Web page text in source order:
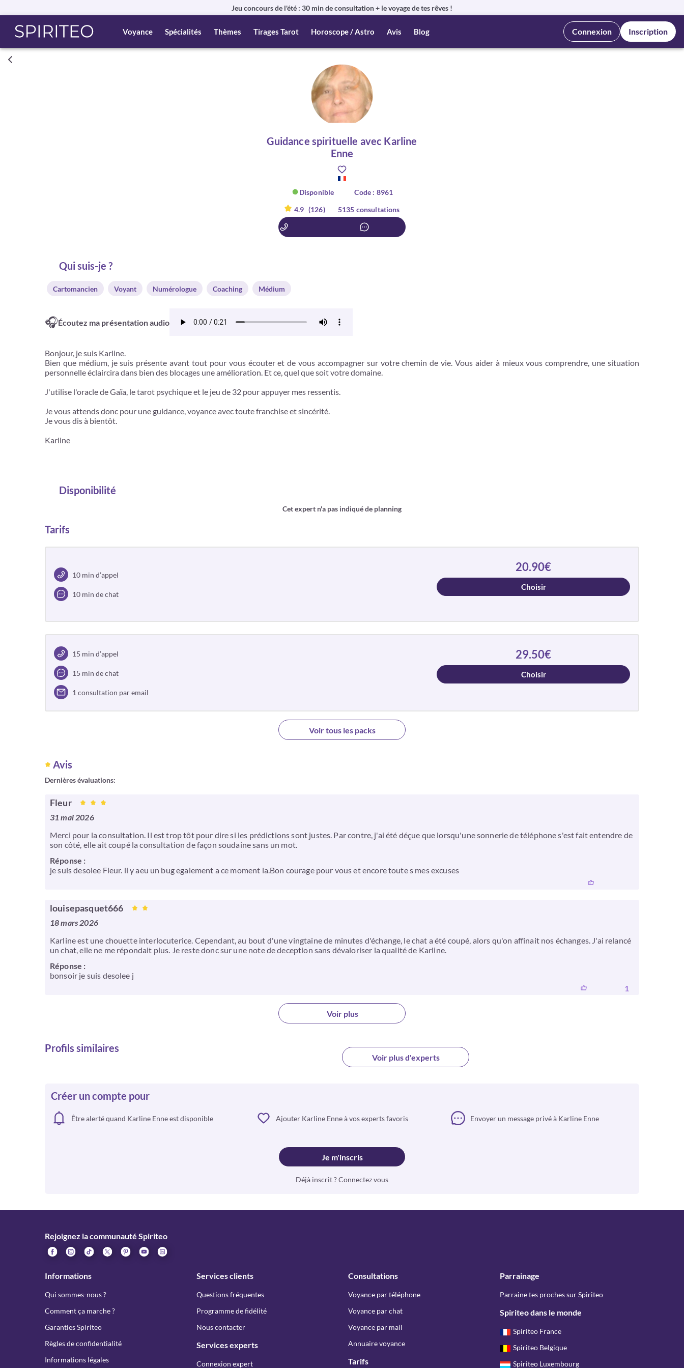
Jeu concours de l'été : 30 min de consultation + le voyage de tes rêves !
Voyance Spécialités Thèmes Tirages Tarot Horoscope / Astro Avis Blog Connexion Inscription
Guidance spirituelle avec Karline
Enne
Disponible Code : 8961
4.9 (126) 5135 consultations
Qui suis-je ?
Cartomancien Voyant Numérologue Coaching Médium
🎧Écoutez ma présentation audio
Bonjour, je suis Karline.
Bien que médium, je suis présente avant tout pour vous écouter et de vous accompagner sur votre chemin de vie. Vous aider à mieux vous comprendre, une situation
personnelle éclaircira dans bien des blocages une amélioration. Et ce, quel que soit votre domaine.
J'utilise l'oracle de Gaïa, le tarot psychique et le jeu de 32 pour appuyer mes ressentis.
Je vous attends donc pour une guidance, voyance avec toute franchise et sincérité.
Je vous dis à bientôt.
Karline
Disponibilité
Cet expert n'a pas indiqué de planning
Tarifs
10 min d’appel
10 min de chat
20.90€
Choisir
15 min d’appel
15 min de chat
1 consultation par email
29.50€
Choisir
Voir tous les packs
Avis
Dernières évaluations:
Fleur
31 mai 2026
Merci pour la consultation. Il est trop tôt pour dire si les prédictions sont justes. Par contre, j'ai été déçue que lorsqu'une sonnerie de téléphone s'est fait entendre de
son côté, elle ait coupé la consultation de façon soudaine sans un mot.
Réponse :
je suis desolee Fleur. il y aeu un bug egalement a ce moment la.Bon courage pour vous et encore toute s mes excuses
louisepasquet666
18 mars 2026
Karline est une chouette interlocuterice. Cependant, au bout d'une vingtaine de minutes d'échange, le chat a été coupé, alors qu'on affinait nos échanges. J'ai relancé
un chat, elle ne me répondait plus. Je reste donc sur une note de deception sans dévaloriser la qualité de Karline.
Réponse :
bonsoir je suis desolee j
1
Voir plus
Profils similaires
Voir plus d'experts
Créer un compte pour
Être alerté quand Karline Enne est disponible Ajouter Karline Enne à vos experts favoris Envoyer un message privé à Karline Enne
Je m'inscris
Déjà inscrit ? Connectez vous
Rejoignez la communauté Spiriteo
Informations
Qui sommes-nous ?
Comment ça marche ?
Garanties Spiriteo
Règles de confidentialité
Informations légales
Services clients
Questions fréquentes
Programme de fidélité
Nous contacter
Services experts
Connexion expert
Consultations
Voyance par téléphone
Voyance par chat
Voyance par mail
Annuaire voyance
Tarifs
Parrainage
Parraine tes proches sur Spiriteo
Spiriteo dans le monde
Spiriteo France
Spiriteo Belgique
Spiriteo Luxembourg